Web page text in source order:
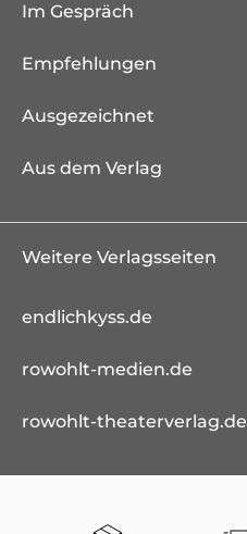
Im Gespräch
Empfehlungen
Ausgezeichnet
Aus dem Verlag
Weitere Verlagsseiten
endlichkyss.de
rowohlt-medien.de
rowohlt-theaterverlag.de